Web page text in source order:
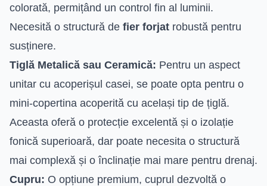
colorată, permițând un control fin al luminii.
Necesită o structură de fier forjat robustă pentru
susținere.
Tiglă Metalică sau Ceramică: Pentru un aspect
unitar cu acoperișul casei, se poate opta pentru o
mini-copertina acoperită cu același tip de țiglă.
Aceasta oferă o protecție excelentă și o izolație
fonică superioară, dar poate necesita o structură
mai complexă și o înclinație mai mare pentru drenaj.
Cupru: O opțiune premium, cuprul dezvoltă o